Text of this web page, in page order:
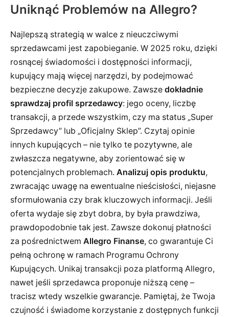
Uniknąć Problemów na Allegro?
Najlepszą strategią w walce z nieuczciwymi
sprzedawcami jest zapobieganie. W 2025 roku, dzięki
rosnącej świadomości i dostępności informacji,
kupujący mają więcej narzędzi, by podejmować
bezpieczne decyzje zakupowe. Zawsze dokładnie
sprawdzaj profil sprzedawcy: jego oceny, liczbę
transakcji, a przede wszystkim, czy ma status „Super
Sprzedawcy” lub „Oficjalny Sklep”. Czytaj opinie
innych kupujących – nie tylko te pozytywne, ale
zwłaszcza negatywne, aby zorientować się w
potencjalnych problemach. Analizuj opis produktu,
zwracając uwagę na ewentualne nieścisłości, niejasne
sformułowania czy brak kluczowych informacji. Jeśli
oferta wydaje się zbyt dobra, by była prawdziwa,
prawdopodobnie tak jest. Zawsze dokonuj płatności
za pośrednictwem Allegro Finanse, co gwarantuje Ci
pełną ochronę w ramach Programu Ochrony
Kupujących. Unikaj transakcji poza platformą Allegro,
nawet jeśli sprzedawca proponuje niższą cenę –
tracisz wtedy wszelkie gwarancje. Pamiętaj, że Twoja
czujność i świadome korzystanie z dostępnych funkcji